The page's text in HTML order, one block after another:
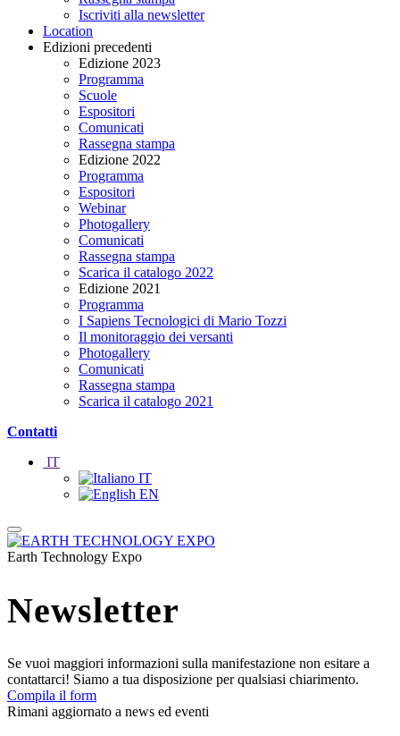
Iscriviti alla newsletter
Location
Edizioni precedenti
Edizione 2023
Programma
Scuole
Espositori
Comunicati
Rassegna stampa
Edizione 2022
Programma
Espositori
Webinar
Photogallery
Comunicati
Rassegna stampa
Scarica il catalogo 2022
Edizione 2021
Programma
I Sapiens Tecnologici di Mario Tozzi
Il monitoraggio dei versanti
Photogallery
Comunicati
Rassegna stampa
Scarica il catalogo 2021
Contatti
IT
IT
EN
Earth Technology Expo
Newsletter
Se vuoi maggiori informazioni sulla manifestazione non esitare a
contattarci! Siamo a tua disposizione per qualsiasi chiarimento.
Compila il form
Rimani aggiornato a news ed eventi